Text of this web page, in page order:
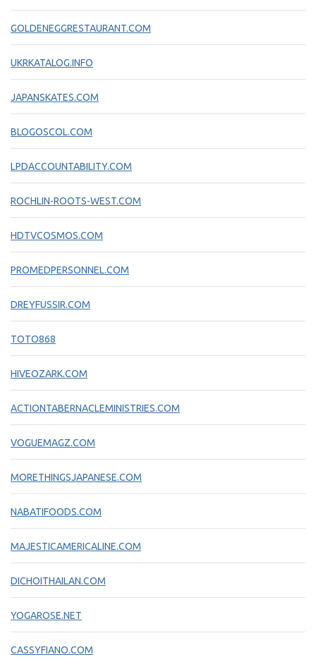
GOLDENEGGRESTAURANT.COM
UKRKATALOG.INFO
JAPANSKATES.COM
BLOGOSCOL.COM
LPDACCOUNTABILITY.COM
ROCHLIN-ROOTS-WEST.COM
HDTVCOSMOS.COM
PROMEDPERSONNEL.COM
DREYFUSSIR.COM
TOTO868
HIVEOZARK.COM
ACTIONTABERNACLEMINISTRIES.COM
VOGUEMAGZ.COM
MORETHINGSJAPANESE.COM
NABATIFOODS.COM
MAJESTICAMERICALINE.COM
DICHOITHAILAN.COM
YOGAROSE.NET
CASSYFIANO.COM